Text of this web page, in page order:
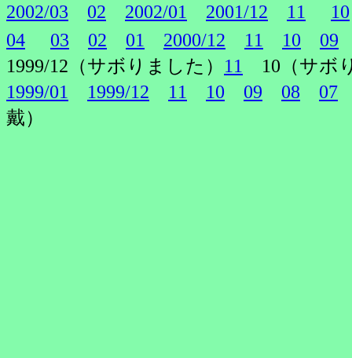
2002/03 02 2002/01 2001/12 11
10
04
03 02 01 2000/12 11 10
09
1999/12（サボりました） 11
10（サボ
1999/01
1999/12 11 10 09 08 07
戴）